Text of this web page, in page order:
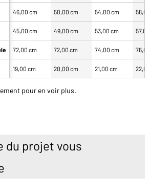
46,00 cm 50,00 cm 54,00 cm
45,00 cm 49,00 cm 53,00 cm
72,00 cm 72,00 cm 74,00 cm
19,00 cm 20,00 cm 21,00 cm
pour en voir plus.
du projet vous